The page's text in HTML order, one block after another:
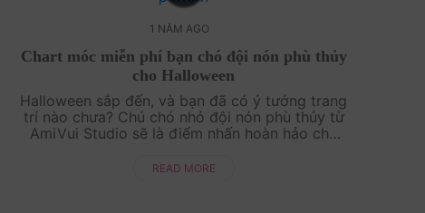
1 NĂM AGO
Chart móc miễn phí bạn chó đội nón phù thủy
cho Halloween
Halloween sắp đến, và bạn đã có ý tưởng trang
trí nào chưa? Chú chó nhỏ đội nón phù thủy từ
AmiVui Studio sẽ là điểm nhấn hoàn hảo cho
này không chỉ dễ thực hiện mà còn đem l....
READ MORE